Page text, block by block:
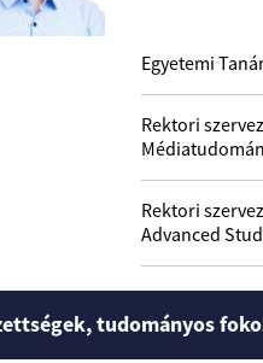
Egyetemi
Rektori
Rektori
Advanced
tudományos